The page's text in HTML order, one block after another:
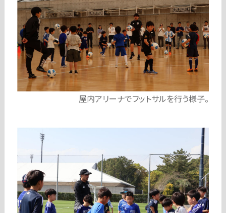
屋内アリーナでフットサルを行う様子。